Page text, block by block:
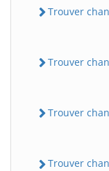
Trouver
Trouver
Trouver
Trouver